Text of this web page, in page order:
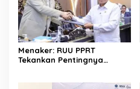
Menaker: RUU PPRT
Tekankan Pentingnya